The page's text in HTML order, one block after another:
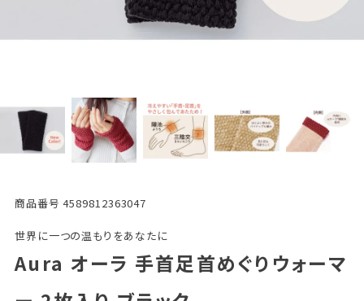
商品番号 4589812363047
世界に一つの温もりをあなたに
Aura オーラ 手首足首めぐりウォーマ